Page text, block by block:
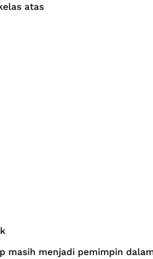
atas
masih menjadi pemimpin